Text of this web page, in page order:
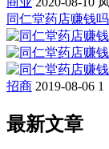
同仁堂药店赚钱
招商 2019-08-06 1
最新文章